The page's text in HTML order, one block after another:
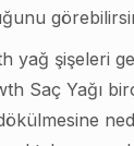
yağ şişeleri
Saç Yağı